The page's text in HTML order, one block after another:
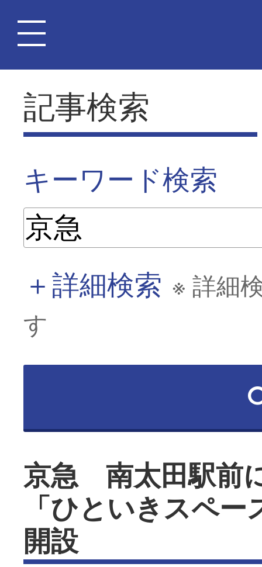
記事検索
キーワード検索
＋詳細検索 ※ 詳細
す
京急 南太田駅前
「ひといきスペ
開設